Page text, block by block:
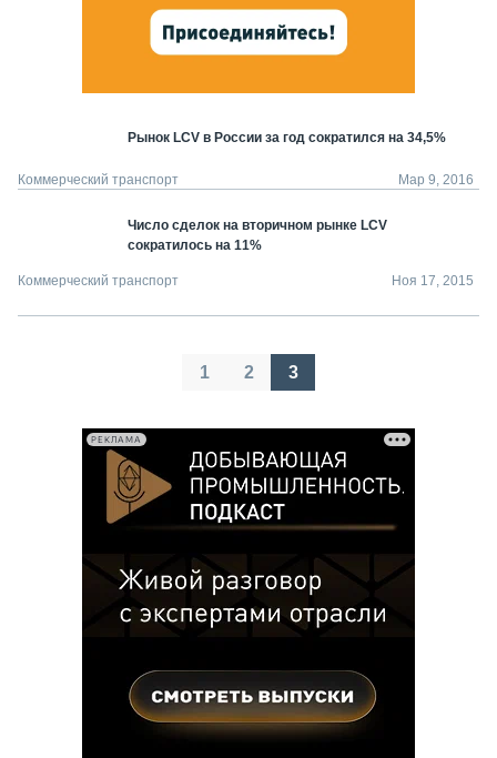
Рынок LCV в России за год сократился на 34,5%
Коммерческий транспорт Мар 9, 2016
Число сделок на вторичном рынке LCV
сократилось на 11%
Коммерческий транспорт Ноя 17, 2015
Пагинация
1 2 3
РЕКЛАМА